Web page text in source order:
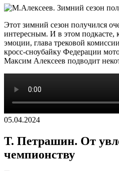
Этот зимний сезон получился
интересным. И в этом подкасте,
эмоции, глава трековой
кросс-сноубайку Федерации
Максим Алексеев подводит
05.04.2024
Т. Петрашин. От
чемпионству